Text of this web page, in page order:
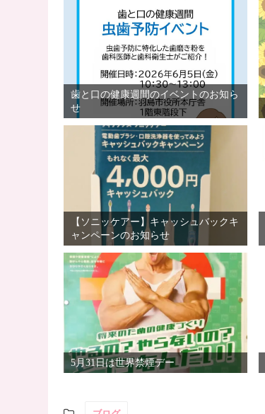
歯と口の健康週間のイベントのお知ら
せ
【ソニッケアー】キャッシュバックキ
ャンペーンのお知らせ
5月31日は世界禁煙デー